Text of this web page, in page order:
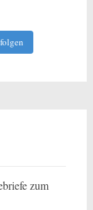
zum